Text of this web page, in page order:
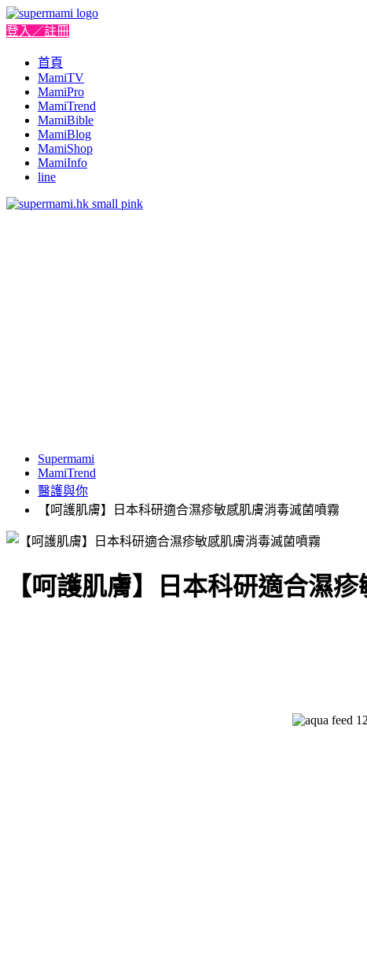
登入／註冊
首頁
MamiTV
MamiPro
MamiTrend
MamiBible
MamiBlog
MamiShop
MamiInfo
line
Supermami
MamiTrend
醫護與你
【呵護肌膚】日本科研適合濕疹敏感肌膚消毒滅菌噴霧
【呵護肌膚】日本科研適合濕